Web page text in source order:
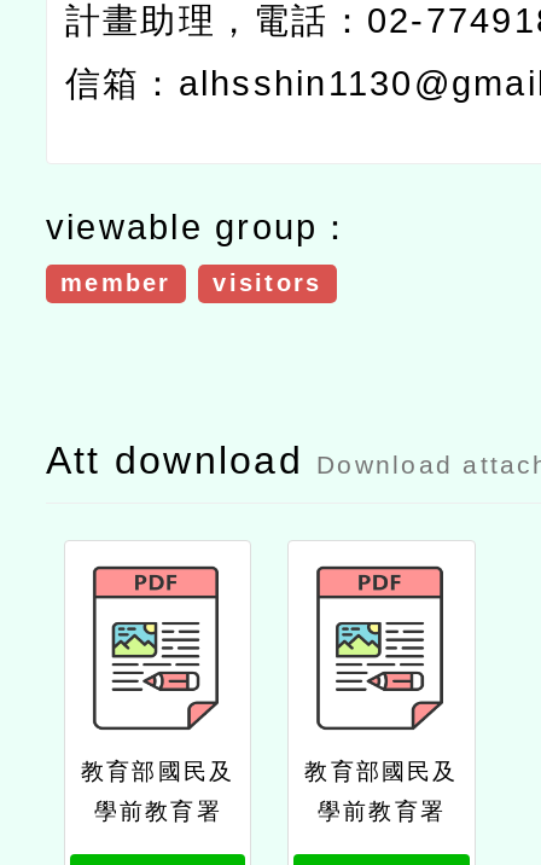
計畫助理，電話： 02-
信箱：
viewable group：
member visitors
Att download Download
教育部國民及
學前教育署
（以下簡稱國
教育部國民及
學前教育署
（以下簡稱國